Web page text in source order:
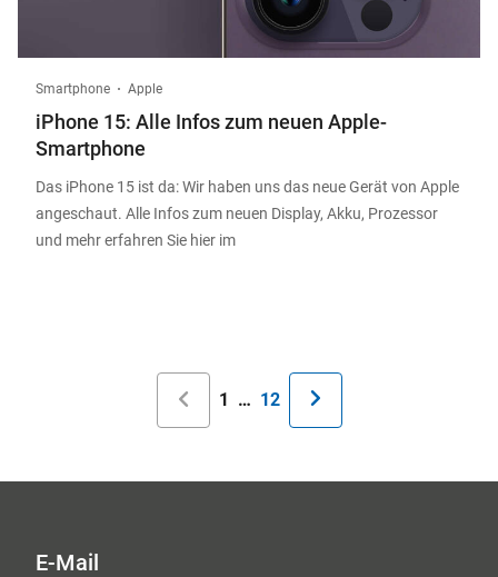
Smartphone Apple
iPhone 15: Alle Infos zum neuen Apple-
Smartphone
Das iPhone 15 ist da: Wir haben uns das neue Gerät von Apple
angeschaut. Alle Infos zum neuen Display, Akku, Prozessor
und mehr erfahren Sie hier im
Aktuelle
1 … Letzte
12
E-Mail